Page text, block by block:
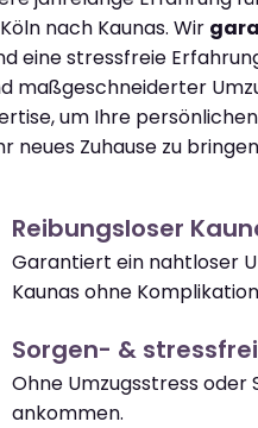
nach Kaunas. Wir
eine stressfreie
maßgeschneiderter
um Ihre
neues Zuhause zu
Reibungsloser
Garantiert ein nahtloser
Kaunas ohne
Sorgen- & stressfrei
Ohne Umzugsstress oder
ankommen.